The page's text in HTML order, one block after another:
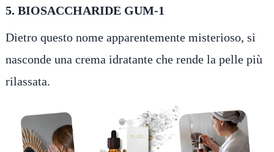
5. BIOSACCHARIDE GUM-1
Dietro questo nome apparentemente misterioso, si
nasconde una crema idratante che rende la pelle più
rilassata.